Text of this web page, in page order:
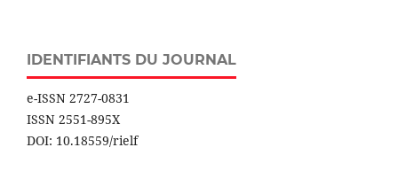
IDENTIFIANTS DU JOURNAL
e-ISSN 2727-0831
ISSN 2551-895X
DOI: 10.18559/rielf